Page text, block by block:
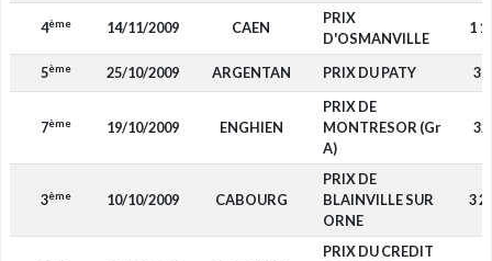
4ème 14/11/2009 CAEN
PRIX
D'OSMANVILLE
1
5ème 25/10/2009 ARGENTAN PRIX DU PATY
7ème 19/10/2009 ENGHIEN
PRIX DE
MONTRESOR (Gr
A)
3ème 10/10/2009 CABOURG
PRIX DE
BLAINVILLE SUR
ORNE
3
PRIX DU CREDIT